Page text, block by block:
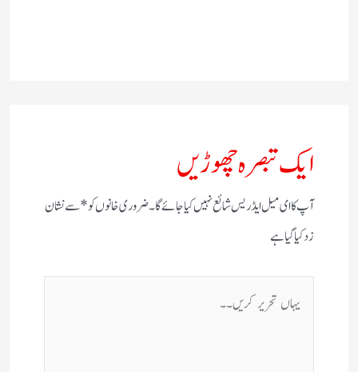
ایک تبصرہ چھوڑیں
آپ کا ای میل ایڈریس شائع نہیں کیا جائے گا۔ضروری خانوں کو*سے نشان
زد کیا گیا ہے
یہاں
تحریر